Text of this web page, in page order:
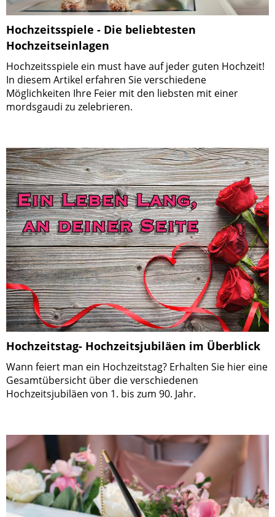
Hochzeitsspiele - Die beliebtesten
Hochzeitseinlagen
Hochzeitsspiele ein must have auf jeder guten Hochzeit!
In diesem Artikel erfahren Sie verschiedene
Möglichkeiten Ihre Feier mit den liebsten mit einer
mordsgaudi zu zelebrieren.
Hochzeitstag- Hochzeitsjubiläen im Überblick
Wann feiert man ein Hochzeitstag? Erhalten Sie hier eine
Gesamtübersicht über die verschiedenen
Hochzeitsjubiläen von 1. bis zum 90. Jahr.